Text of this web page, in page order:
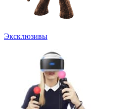
Эксклюзивы